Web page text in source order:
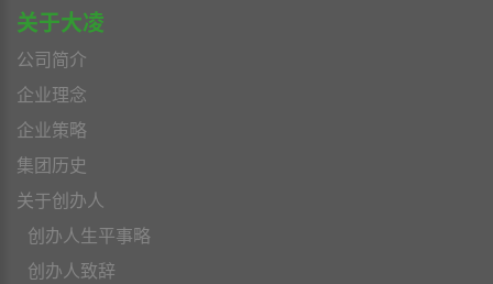
关于大凌
公司简介
企业理念
企业策略
集团历史
关于创办人
创办人生平事略
创办人致辞